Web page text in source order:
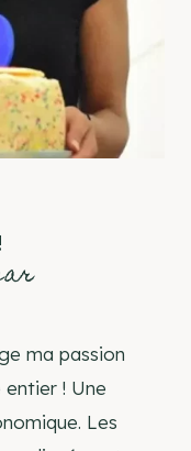
ma passion
! Une
Les